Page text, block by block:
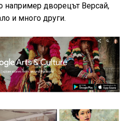
например дворецът Версай,
и много други.